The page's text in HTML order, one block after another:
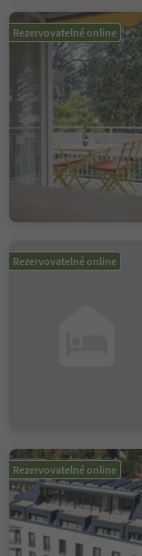
Rezervovatelné online
Rezervovatelné online
Rezervovatelné online